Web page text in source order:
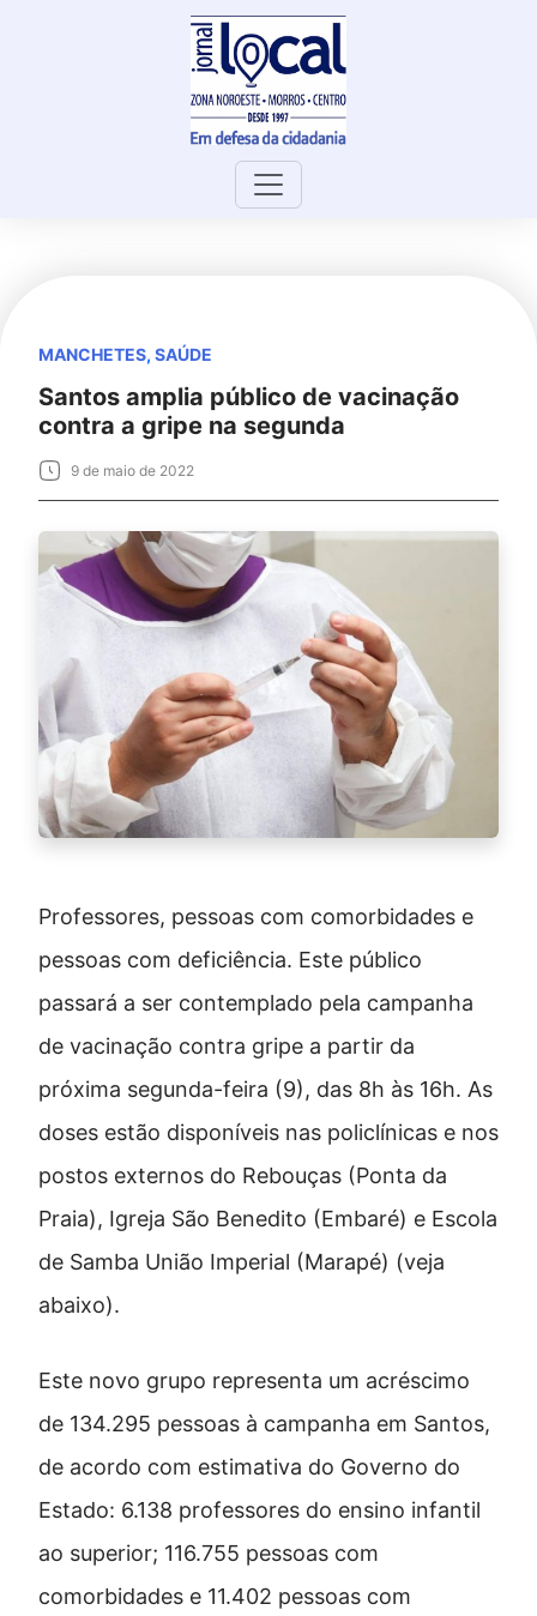
MANCHETES, SAÚDE
Santos amplia público de vacinação
contra a gripe na segunda
9 de maio de 2022
Professores, pessoas com comorbidades e
pessoas com deficiência. Este público
passará a ser contemplado pela campanha
de vacinação contra gripe a partir da
próxima segunda-feira (9), das 8h às 16h. As
doses estão disponíveis nas policlínicas e nos
postos externos do Rebouças (Ponta da
Praia), Igreja São Benedito (Embaré) e Escola
de Samba União Imperial (Marapé) (veja
abaixo).
Este novo grupo representa um acréscimo
de 134.295 pessoas à campanha em Santos,
de acordo com estimativa do Governo do
Estado: 6.138 professores do ensino infantil
ao superior; 116.755 pessoas com
comorbidades e 11.402 pessoas com